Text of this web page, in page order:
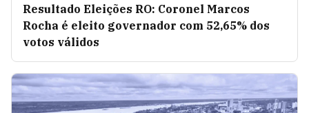
Resultado Eleições RO: Coronel Marcos
Rocha é eleito governador com 52,65% dos
votos válidos